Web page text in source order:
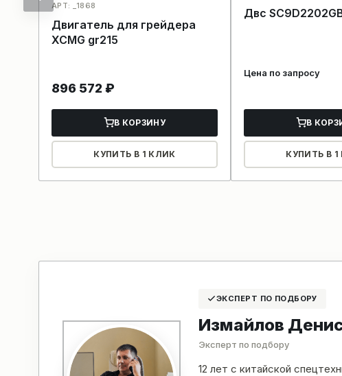
АРТ: _1868
Двигатель для грейдера
XCMG gr215
896 572₽
В КОРЗИНУ
КУПИТЬ В 1 КЛИК
Двс
Цена по запросу
В
КУПИТЬ В 1
ЭКСПЕРТ ПО ПОДБОРУ
Измайлов
Эксперт по подбору
12 лет с китайской